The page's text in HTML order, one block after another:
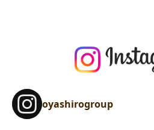
oyashirogroup